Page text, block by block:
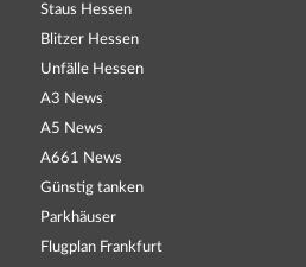
Staus Hessen
Blitzer Hessen
Unfälle Hessen
A3 News
A5 News
A661 News
Günstig tanken
Parkhäuser
Flugplan Frankfurt